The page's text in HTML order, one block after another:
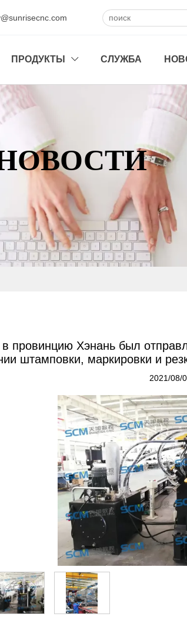
ПРОДУКТЫ  СЛУЖБА
в провинцию Хэнань был
штамповки, маркировки и
2021/08/